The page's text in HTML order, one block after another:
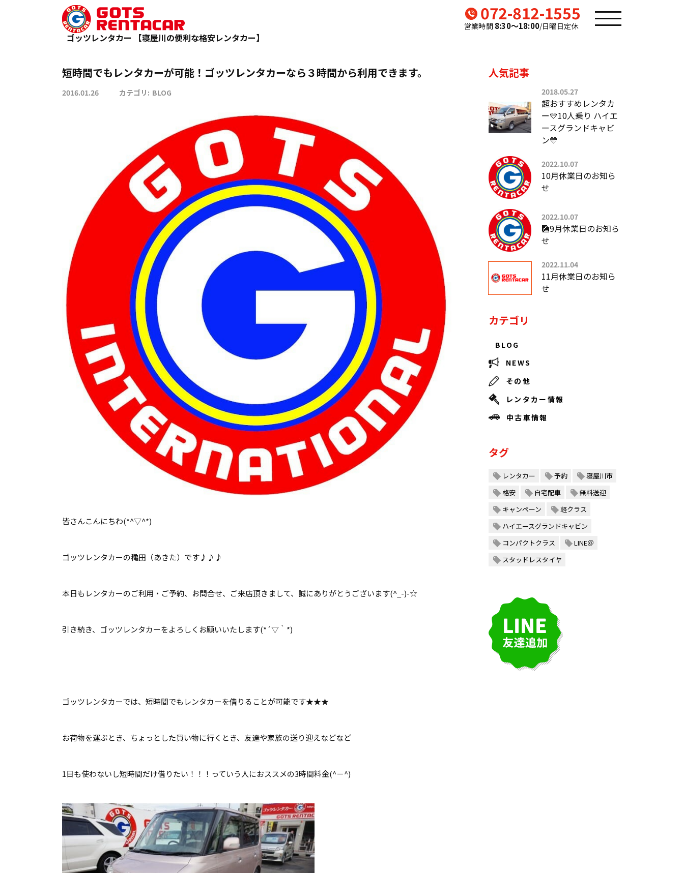
ゴッツレンタカー 【寝屋川の便利な格安レンタカー】
072-812-1555
営業時間 8:30〜18:00/日曜日定休
TOP BLOG 短時間でもレンタカーが可能！ゴッツレンタカーなら３時間から利用できます。
短時間でもレンタカーが可能！ゴッツレンタカーなら３時間から利用できます。
2016.01.26 カテゴリ: BLOG
皆さんこんにちわ(*^▽^*)
ゴッツレンタカーの穐田（あきた）です♪♪♪
本日もレンタカーのご利用・ご予約、お問合せ、ご来店頂きまして、誠にありがとうございます(^_-)-☆
引き続き、ゴッツレンタカーをよろしくお願いいたします(*´▽｀*)
ゴッツレンタカーでは、短時間でもレンタカーを借りることが可能です★★★
お荷物を運ぶとき、ちょっとした買い物に行くとき、友達や家族の送り迎えなどなど
1日も使わないし短時間だけ借りたい！！！っていう人におススメの3時間料金(^－^)
人気記事
2018.05.27
超おすすめレンタカ
ー💛10人乗り ハイエ
ースグランドキャビ
ン💛
2022.10.07
10月休業日のお知ら
せ
2022.10.07
🎑9月休業日のお知ら
せ
2022.11.04
11月休業日のお知ら
せ
カテゴリ
BLOG
NEWS
その他
レンタカー情報
中古車情報
タグ
レンタカー 予約
寝屋川市
格安
自宅配車
無料送迎
キャンペーン
軽クラス
ハイエースグランドキャビン
コンパクトクラス
LINE＠
スタッドレスタイヤ